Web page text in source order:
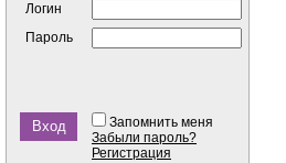
Логин
Пароль
Запомнить меня
Забыли пароль?
Регистрация